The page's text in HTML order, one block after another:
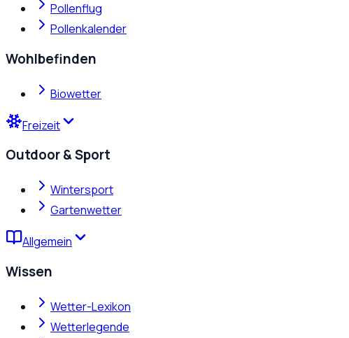
Pollenflug
Pollenkalender
Wohlbefinden
Biowetter
Freizeit
Outdoor & Sport
Wintersport
Gartenwetter
Allgemein
Wissen
Wetter-Lexikon
Wetterlegende